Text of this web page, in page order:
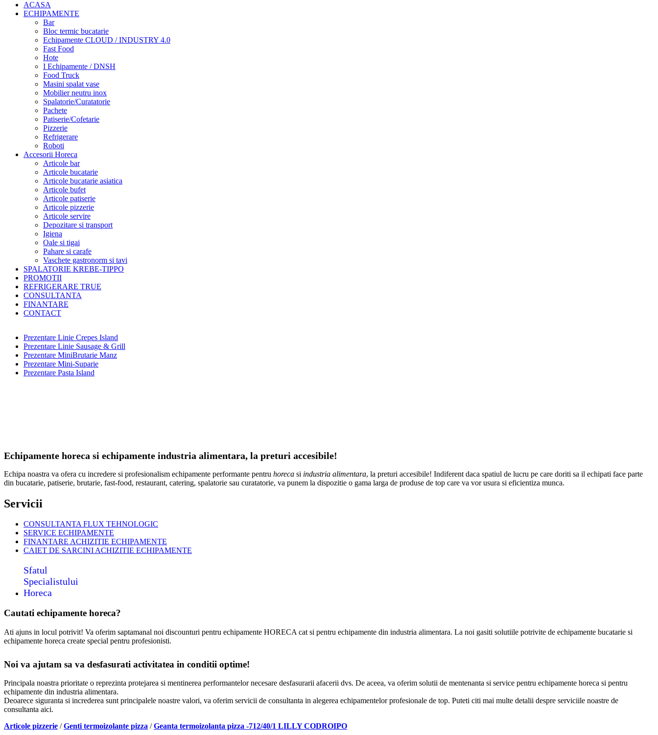
ACASA
ECHIPAMENTE
Bar
Bloc termic bucatarie
Echipamente CLOUD / INDUSTRY 4.0
Fast Food
Hote
I Echipamente / DNSH
Food Truck
Masini spalat vase
Mobilier neutru inox
Spalatorie/Curatatorie
Pachete
Patiserie/Cofetarie
Pizzerie
Refrigerare
Roboti
Accesorii Horeca
Articole bar
Articole bucatarie
Articole bucatarie asiatica
Articole bufet
Articole patiserie
Articole pizzerie
Articole servire
Depozitare si transport
Igiena
Oale si tigai
Pahare si carafe
Vaschete gastronorm si tavi
SPALATORIE KREBE-TIPPO
PROMOTII
REFRIGERARE TRUE
CONSULTANTA
FINANTARE
CONTACT
Prezentare Linie Crepes Island
Prezentare Linie Sausage & Grill
Prezentare MiniBrutarie Manz
Prezentare Mini-Suparie
Prezentare Pasta Island
Echipamente horeca si echipamente industria alimentara, la preturi accesibile!
Echipa noastra va ofera cu incredere si profesionalism echipamente performante pentru horeca si industria alimentara, la preturi accesibile! Indiferent daca spatiul de lucru pe care doriti sa il echipati face parte
din bucatarie, patiserie, brutarie, fast-food, restaurant, catering, spalatorie sau curatatorie, va punem la dispozitie o gama larga de produse de top care va vor usura si eficientiza munca.
Servicii
CONSULTANTA FLUX TEHNOLOGIC
SERVICE ECHIPAMENTE
FINANTARE ACHIZITIE ECHIPAMENTE
CAIET DE SARCINI ACHIZITIE ECHIPAMENTE
Sfatul
Specialistului
Horeca
Cautati echipamente horeca?
Ati ajuns in locul potrivit! Va oferim saptamanal noi discounturi pentru echipamente HORECA cat si pentru echipamente din industria alimentara. La noi gasiti solutiile potrivite de echipamente bucatarie si
echipamente horeca create special pentru profesionisti.
Noi va ajutam sa va desfasurati activitatea in conditii optime!
Principala noastra prioritate o reprezinta protejarea si mentinerea performantelor necesare desfasurarii afacerii dvs. De aceea, va oferim solutii de mentenanta si service pentru echipamente horeca si pentru
echipamente din industria alimentara.
Deoarece siguranta si increderea sunt principalele noastre valori, va oferim servicii de consultanta in alegerea echipamentelor profesionale de top. Puteti citi mai multe detalii despre serviciile noastre de
consultanta aici.
Articole pizzerie /Genti termoizolante pizza /Geanta termoizolanta pizza -712/40/1 LILLY CODROIPO